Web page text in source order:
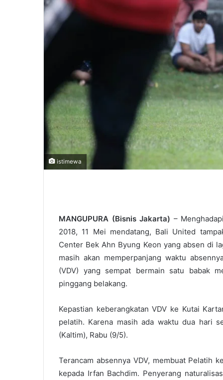
istimewa
MANGUPURA (Bisnis Jakarta) –
2018, 11 Mei mendatang, Bali United
Center Bek Ahn Byung Keon yang absen di
masih akan memperpanjang waktu
(VDV) yang sempat bermain satu babak
pinggang belakang.
Kepastian keberangkatan VDV ke Kutai
pelatih. Karena masih ada waktu dua hari
(Kaltim), Rabu (9/5).
Terancam absennya VDV, membuat Pelatih
kepada Irfan Bachdim. Penyerang